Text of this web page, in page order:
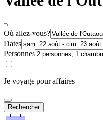
Où allez-vous?
Dates
Personnes
Je voyage pour affaires
Rechercher